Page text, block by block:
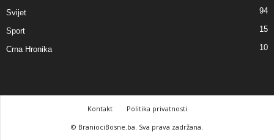
Svijet 94
Sport 15
Crna Hronika 10
Kontakt
Politika privatnosti
© BraniociBosne.ba. Sva prava zadržana.